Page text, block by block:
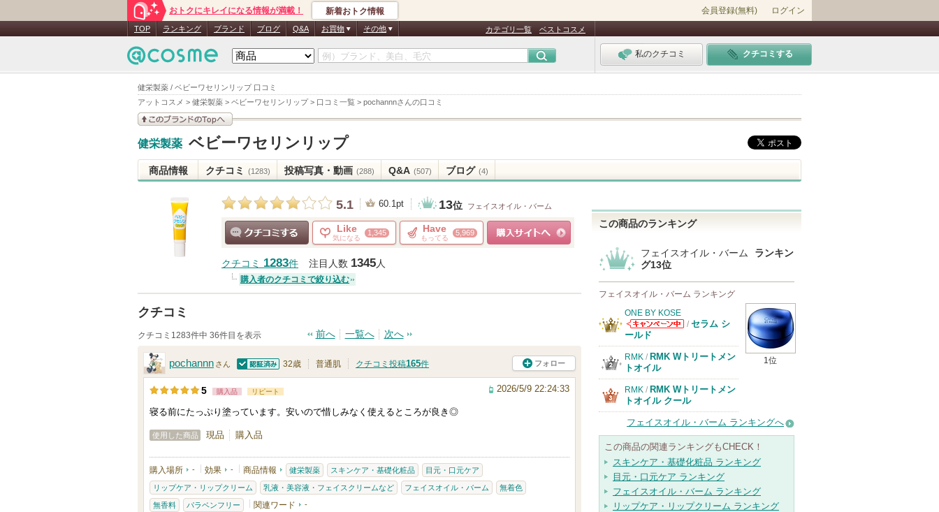
健栄製薬 / ベビーワセリンリップ 口コミ
アットコスメ > 健栄製薬 > ベビーワセリンリップ> 口コミ一覧 > pochannnさんの口コミ
おトクにキレイになる情報が満載！ 新着おトク情報 会員登録(無料) ログイン
TOP ランキング ブランド ブログ Q&A お買物 その他 カテゴリ一覧 ベストコスメ
私のクチコミ クチコミする
このブランドの情報を
見る
健栄製薬 ベビーワセリンリップ
商品情報 クチコミ (1283) 投稿写真・動画 (288) Q&A (507) ブログ (4)
5.1 60.1pt 13位 フェイスオイル・バーム
Like
気になる
1,345 Have
もってる
5,969
クチコミ 1283件 注目人数 1345人
購入者のクチコミで絞り込む
クチコミ
クチコミ1283件中 36件目を表示 前へ 一覧へ 次へ
pochannn さん
認証済
32歳 普通肌 クチコミ投稿165件 フォロー
5 購入品 リピート 2026/5/9 22:24:33
寝る前にたっぷり塗っています。安いので惜しみなく使えるところが良き◎
使用した商品 現品 購入品
購入場所 - 効果 - 商品情報 健栄製薬 スキンケア・基礎化粧品 目元・口元ケア
リップケア・リップクリーム 乳液・美容液・フェイスクリームなど フェイスオイル・バーム 無着色
無香料 パラベンフリー 関連ワード -
この商品のランキング
フェイスオイル・バーム
ランキン
グ13位
フェイスオイル・バーム ランキング
1位
ONE BY KOSE
ONE BY KOSE
からのお知らせ
があります
/ セラム シ
ールド
RMK / RMK Wトリートメン
トオイル
RMK / RMK Wトリートメン
トオイル クール
フェイスオイル・バーム ランキングへ
この商品の関連ランキングもCHECK！
スキンケア・基礎化粧品 ランキング
目元・口元ケア ランキング
フェイスオイル・バーム ランキング
リップケア・リップクリーム ランキング